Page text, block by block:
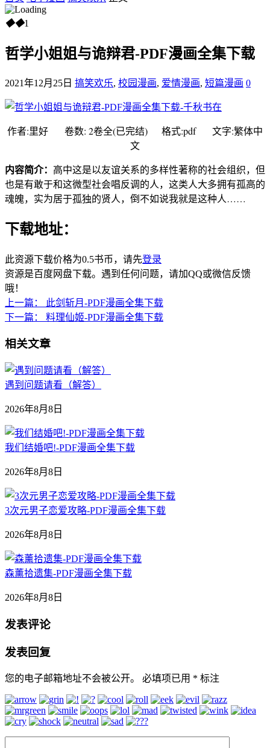
◆◆1
哲学小姐姐与诡辩君-PDF漫画全集下载
2021年12月25日 搞笑欢乐, 校园漫画, 爱情漫画, 短篇漫画 0
作者:里好 卷数: 2卷全(已完结) 格式:pdf 文字:繁体中
文
内容简介： 高中这是以友谊关系的多样性著称的社会组织，但
也是有敢于和这微型社会唱反调的人，这类人大多拥有孤高的
魂魄，实为居于孤独的贤人，倒不如说我就是这种人……
下载地址：
此资源下载价格为0.5书币，请先登录
资源是百度网盘下载。遇到任何问题，请加QQ或微信反馈
哦！
上一篇：
此剑斩月-PDF漫画全集下载
下一篇：
料理仙姬-PDF漫画全集下载
相关文章
遇到问题请看（解答）
2026年8月8日
我们结婚吧!-PDF漫画全集下载
2026年8月8日
3次元男子恋爱攻略-PDF漫画全集下载
2026年8月8日
森薰拾遗集-PDF漫画全集下载
2026年8月8日
发表评论
发表回复
您的电子邮箱地址不会被公开。 必填项已用 * 标注